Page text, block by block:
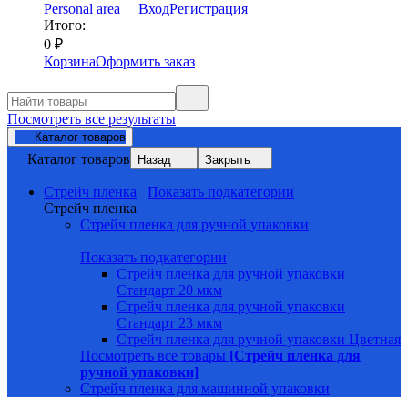
Personal area ВходРегистрация
Итого:
0 ₽
КорзинаОформить заказ
Посмотреть все результаты
Каталог товаров
Каталог товаров Назад Закрыть
Стрейч пленка
Показать подкатегории
Стрейч пленка
Стрейч пленка для ручной упаковки
Показать подкатегории
Стрейч пленка для ручной упаковки
Стандарт 20 мкм
Стрейч пленка для ручной упаковки
Стандарт 23 мкм
Стрейч пленка для ручной упаковки Цветная
Посмотреть все товары [Стрейч пленка для
ручной упаковки]
Стрейч пленка для машинной упаковки